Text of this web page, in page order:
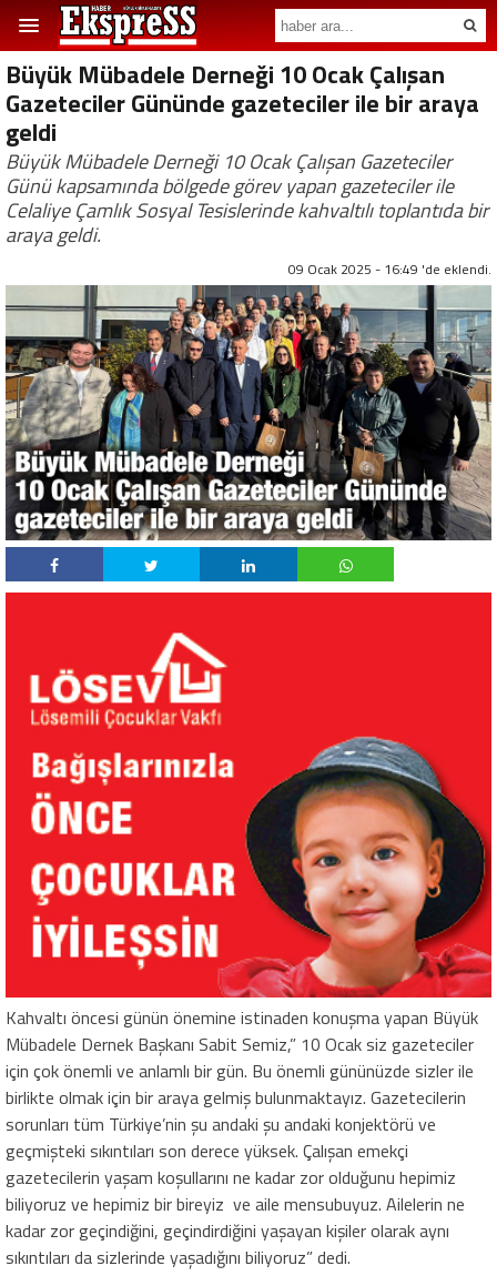
Büyük Mübadele Derneği 10 Ocak Çalışan
Gazeteciler Gününde gazeteciler ile bir araya
geldi
Büyük Mübadele Derneği 10 Ocak Çalışan Gazeteciler
Günü kapsamında bölgede görev yapan gazeteciler ile
Celaliye Çamlık Sosyal Tesislerinde kahvaltılı toplantıda bir
araya geldi.
09 Ocak 2025 - 16:49 'de eklendi.
Kahvaltı öncesi günün önemine istinaden konuşma yapan Büyük
Mübadele Dernek Başkanı Sabit Semiz,” 10 Ocak siz gazeteciler
için çok önemli ve anlamlı bir gün. Bu önemli gününüzde sizler ile
birlikte olmak için bir araya gelmiş bulunmaktayız. Gazetecilerin
sorunları tüm Türkiye’nin şu andaki şu andaki konjektörü ve
geçmişteki sıkıntıları son derece yüksek. Çalışan emekçi
gazetecilerin yaşam koşullarını ne kadar zor olduğunu hepimiz
biliyoruz ve hepimiz bir bireyiz ve aile mensubuyuz. Ailelerin ne
kadar zor geçindiğini, geçindirdiğini yaşayan kişiler olarak aynı
sıkıntıları da sizlerinde yaşadığını biliyoruz” dedi.